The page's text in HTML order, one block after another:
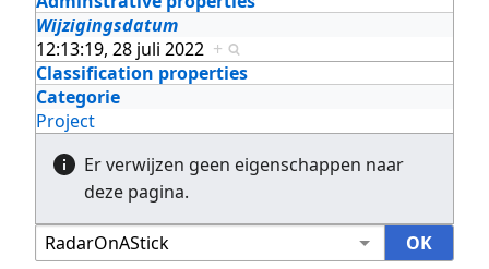
Wijzigingsdatum
12:13:19, 28 juli 2022 +
Classification properties
Categorie
Project
Er verwijzen geen eigenschappen naar
deze pagina.